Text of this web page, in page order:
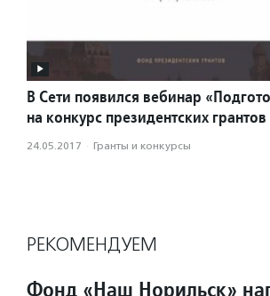
В Сети появился вебинар
на конкурс президентских
24.05.2017 · Гранты и конкурсы
РЕКОМЕНДУЕМ
Фонд «Наш Норильск»